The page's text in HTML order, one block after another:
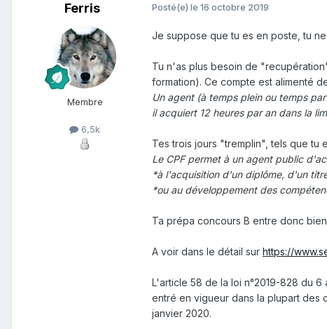
Ferris
Membre
6,5k
Posté(e) le 16 octobre 2019
Je suppose que tu es en poste, tu
Tu n'as plus besoin de
formation). Ce compte est alimenté
Un agent (à temps plein ou temps
il acquiert 12 heures par an dans la
Tes trois jours "tremplin", tels que tu
Le CPF permet à un agent public
*à l'acquisition d'un diplôme, d'un
*ou au développement des
Ta prépa concours B entre donc
A voir dans le détail sur https://
L'article 58 de la loi n°2019-828 du
entré en vigueur dans la plupart des
janvier 2020.